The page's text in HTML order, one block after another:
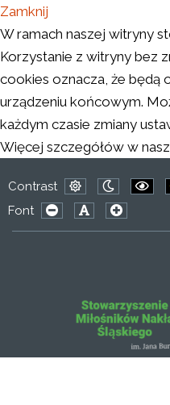
Zamknij
W ramach naszej witryny
Korzystanie z witryny bez
cookies oznacza, że będą
urządzeniu końcowym.
każdym czasie zmiany
Więcej szczegółów w
Contrast
Default
mode
Night
mode
Font